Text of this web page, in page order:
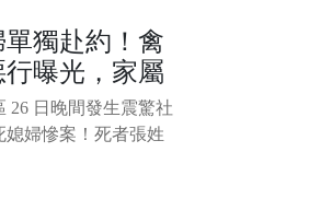
定還能帶來好運。
家盤點在鬼月容易被
行，趕緊來看看吧！
否有你的生肖。 1/6
獨赴約！禽
曝光，家屬
被騷擾經
26 日晚間發生震驚社
媳婦慘案！死者張姓
公婆住處接 4 歲女